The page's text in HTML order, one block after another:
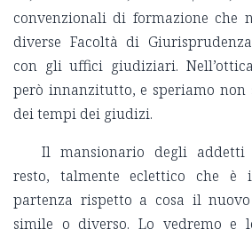
convenzionali di formazione che
diverse Facoltà di
con gli uffici giudiziari. Nell’ottica
però innanzitutto, e speriamo
dei tempi dei giudizi.
Il mansionario degli addetti
resto, talmente eclettico che è
partenza rispetto a cosa il
simile o diverso. Lo vedremo e